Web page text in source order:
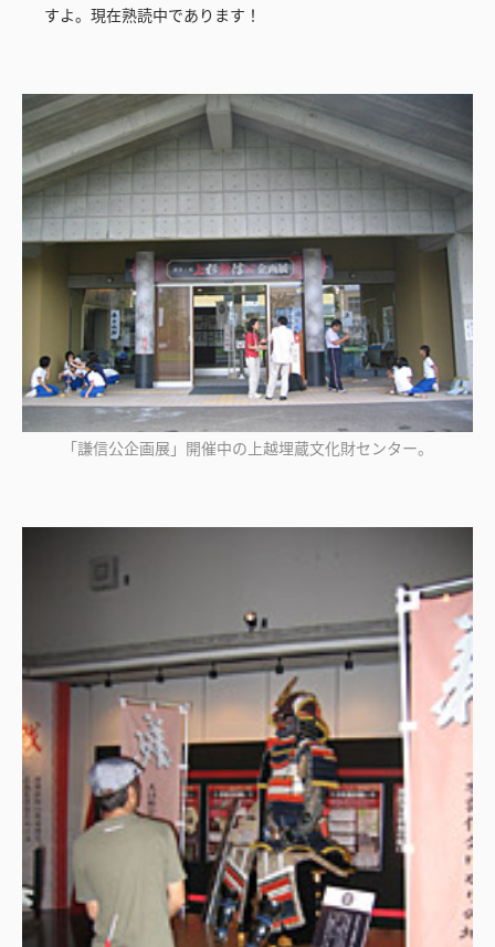
すよ。現在熟読中であります！
「謙信公企画展」開催中の上越埋蔵文化財センター。